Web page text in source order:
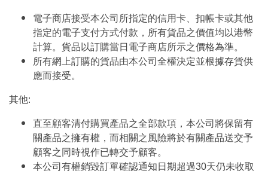
電子商店接受本公司所指定的信用卡、扣帳卡或其他
指定的電子支付方式付款，所有貨品之價值均以港幣
計算。貨品以訂購當日電子商店所示之價格為準。
所有網上訂購的貨品由本公司全權決定並根據存貨供
應而接受。
其他:
直至顧客清付購買產品之全部款項，本公司將保留有
關產品之擁有權，而相關之風險將於有關產品送交予
顧客之同時視作已轉交予顧客。
本公司有權銷毀訂單確認通知日期超過30天仍未收取